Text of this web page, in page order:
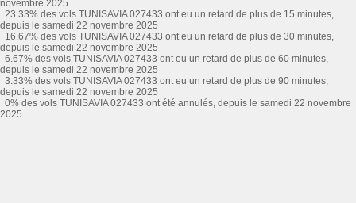
novembre 2025
23.33% des vols TUNISAVIA 027433 ont eu un retard de plus de 15 minutes,
depuis le samedi 22 novembre 2025
16.67% des vols TUNISAVIA 027433 ont eu un retard de plus de 30 minutes,
depuis le samedi 22 novembre 2025
6.67% des vols TUNISAVIA 027433 ont eu un retard de plus de 60 minutes,
depuis le samedi 22 novembre 2025
3.33% des vols TUNISAVIA 027433 ont eu un retard de plus de 90 minutes,
depuis le samedi 22 novembre 2025
0% des vols TUNISAVIA 027433 ont été annulés, depuis le samedi 22 novembre
2025